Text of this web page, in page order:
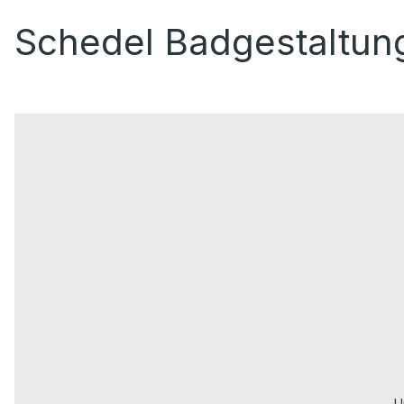
Schedel